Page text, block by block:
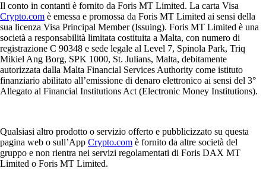
Il conto in contanti è fornito da Foris MT Limited. La carta Visa
Crypto.com è emessa e promossa da Foris MT Limited ai sensi della
sua licenza Visa Principal Member (Issuing). Foris MT Limited è una
società a responsabilità limitata costituita a Malta, con numero di
registrazione C 90348 e sede legale al Level 7, Spinola Park, Triq
Mikiel Ang Borg, SPK 1000, St. Julians, Malta, debitamente
autorizzata dalla Malta Financial Services Authority come istituto
finanziario abilitato all’emissione di denaro elettronico ai sensi del 3°
Allegato al Financial Institutions Act (Electronic Money Institutions).
Qualsiasi altro prodotto o servizio offerto e pubblicizzato su questa
pagina web o sull’App Crypto.com è fornito da altre società del
gruppo e non rientra nei servizi regolamentati di Foris DAX MT
Limited o Foris MT Limited.